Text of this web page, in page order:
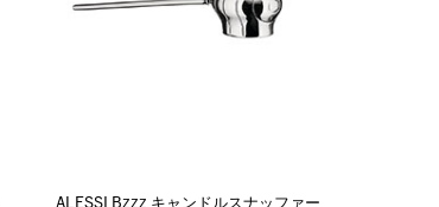
ALESSI Bzzz キャンドルスナッファー